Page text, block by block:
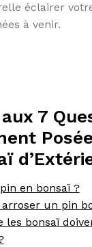
éclairer
à venir.
7
en bonsaï ?
un pin
les bonsaï